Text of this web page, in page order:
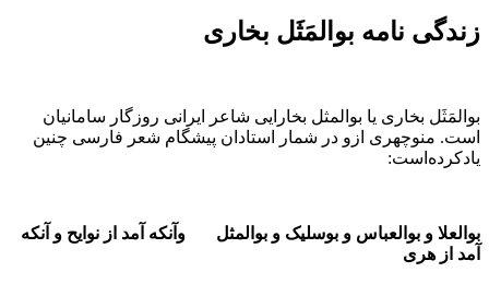
زندگی نامه بوالمَثَل بخاری
بوالمَثَل بخاری یا بوالمثل بخارایی شاعر ایرانی روزگار سامانیان
است. منوچهری ازو در شمار استادان پیشگام شعر فارسی چنین
یادکرده‌است:
بوالعلا و بوالعباس و بوسلیک و بوالمثل وآنکه آمد از نوایح و آنکه
آمد از هری